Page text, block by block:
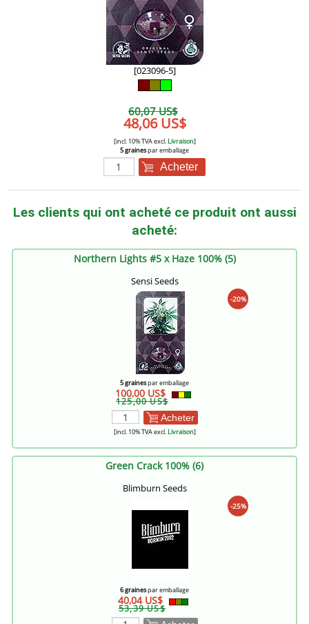
[023096-5]
60,07 US$
48,06 US$
[incl. 10% TVA excl. Livraison]
5 grainespar emballage
Acheter
Les clients qui ont acheté ce produit ont aussi
acheté:
Northern Lights #5 x Haze 100% (5)
Sensi Seeds
-20%
5 grainespar emballage
100,00 US$
125,00 US$
Acheter
[incl. 10% TVA excl.Livraison]
Green Crack 100% (6)
Blimburn Seeds
-25%
6 grainespar emballage
40,04 US$
53,39 US$